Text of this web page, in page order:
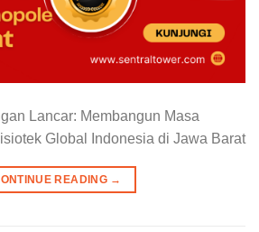
Lancar: Membangun Masa
Global Indonesia di Jawa Barat
READING →